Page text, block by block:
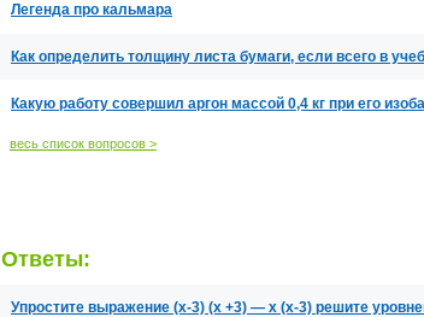
Легенда про кальмара
Как определить толщину листа бумаги, если всего в
Какую работу совершил аргон массой 0,4 кг при его
весь список вопросов >
Ответы:
Упростите выражение (х-3) (х +3) — х (х-3) решите